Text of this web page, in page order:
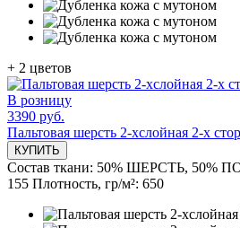
+ 2 цветов
В розницу
3390 руб.
Пальтовая шерсть 2-хслойная 2-х
КУПИТЬ
Состав ткани: 50% ШЕРСТЬ, 50%
155 Плотность, гр/м²: 650